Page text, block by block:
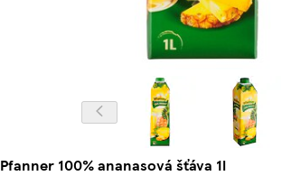
Pfanner 100% ananasová šťáva 1l